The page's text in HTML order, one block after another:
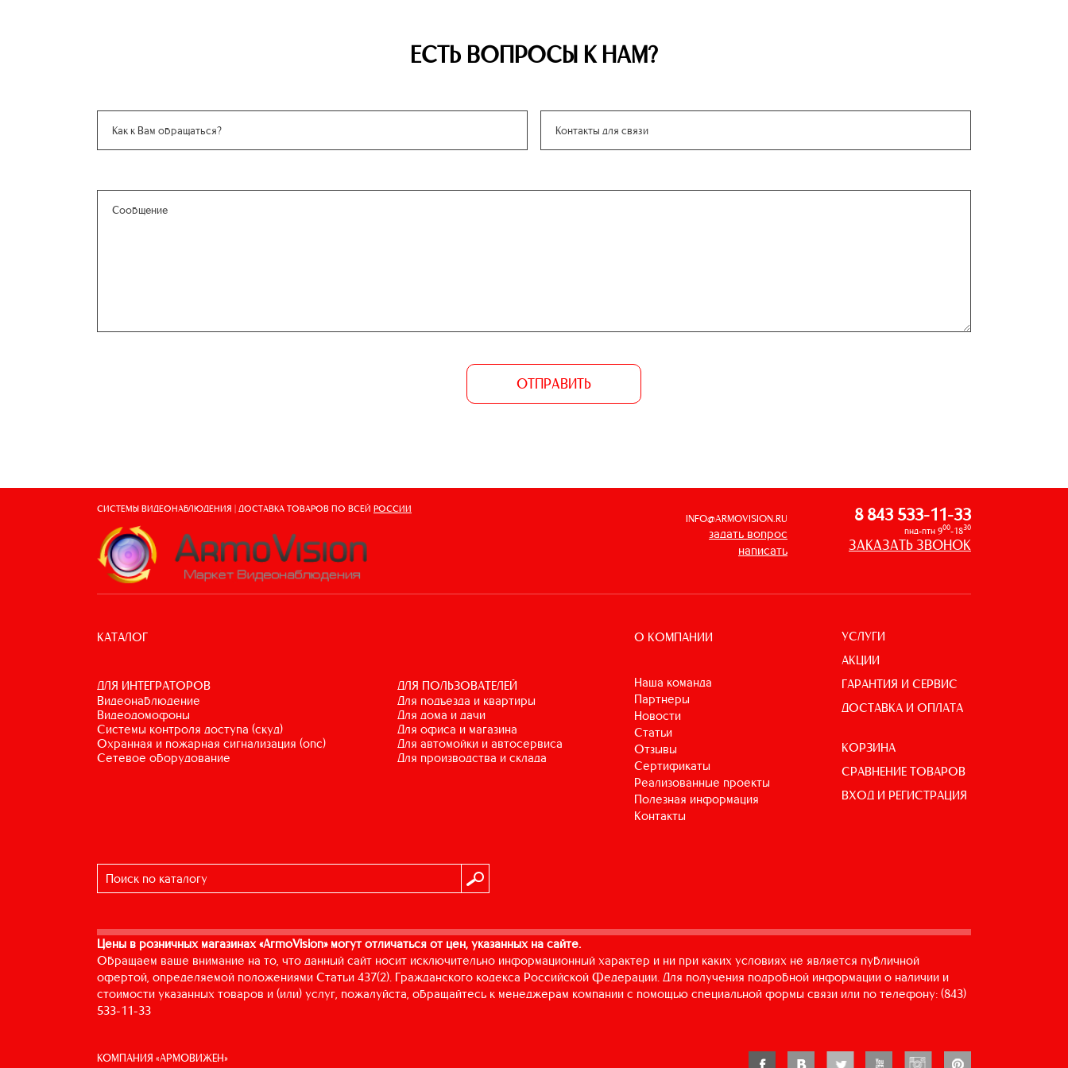
ЕСТЬ ВОПРОСЫ К НАМ?
ОТПРАВИТЬ
СИСТЕМЫ ВИДЕОНАБЛЮДЕНИЯ | ДОСТАВКА ТОВАРОВ ПО ВСЕЙ РОССИИ
INFO@ARMOVISION.RU
задать вопрос
написать
8 843 533-11-33
пнд-птн 900-1830
ЗАКАЗАТЬ ЗВОНОК
КАТАЛОГ
ДЛЯ ИНТЕГРАТОРОВ
видеонаблюдение
видеодомофоны
системы контроля доступа (скуд)
охранная и пожарная сигнализация (опс)
сетевое оборудование
ДЛЯ ПОЛЬЗОВАТЕЛЕЙ
для подъезда и квартиры
для дома и дачи
для офиса и магазина
для автомойки и автосервиса
для производства и склада
О КОМПАНИИ
Наша команда
Партнеры
Новости
Статьи
Отзывы
Сертификаты
Реализованные проекты
Полезная информация
Контакты
УСЛУГИ
АКЦИИ
ГАРАНТИЯ И СЕРВИС
ДОСТАВКА И ОПЛАТА
КОРЗИНА
СРАВНЕНИЕ ТОВАРОВ
ВХОД И РЕГИСТРАЦИЯ
Цены в розничных магазинах «ArmoVision» могут отличаться от цен, указанных на сайте.
Обращаем ваше внимание на то, что данный сайт носит исключительно информационный характер и ни при каких условиях не является публичной
офертой, определяемой положениями Статьи 437(2). Гражданского кодекса Российской Федерации. Для получения подробной информации о наличии и
стоимости указанных товаров и (или) услуг, пожалуйста, обращайтесь к менеджерам компании с помощью специальной формы связи или по телефону: (843)
533-11-33
КОМПАНИЯ «АРМОВИЖЕН»